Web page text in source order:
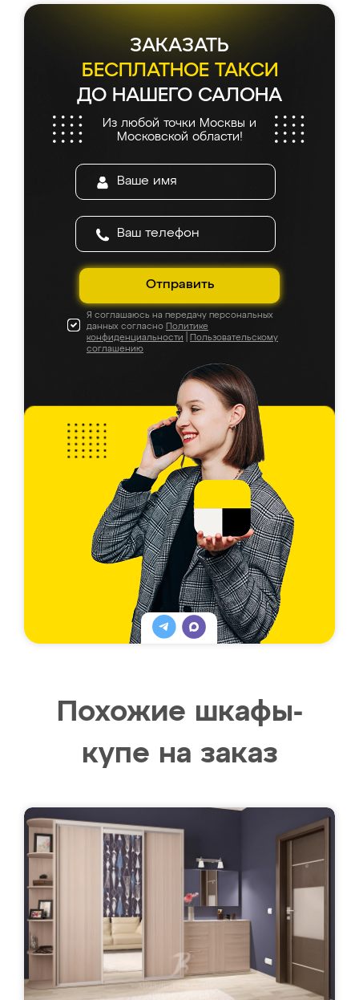
ЗАКАЗАТЬ
БЕСПЛАТНОЕ ТАКСИ
ДО НАШЕГО САЛОНА
Из любой точки Москвы и
Московской области!
Отправить
Я соглашаюсь на передачу персональных
данных согласно Политике
конфиденциальности
Пользовательскому
соглашению
Похожие шкафы-
купе на заказ